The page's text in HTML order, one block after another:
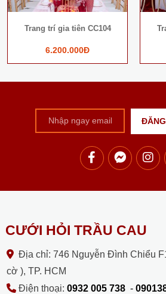
Trang trí gia tiên CC104
6.200.000Đ
CƯỚI HỎI TRẦU CAU
Địa chỉ: 746 Nguyễn Đình Chiểu
cờ ), TP. HCM
Điện thoại: 0932 005 738-